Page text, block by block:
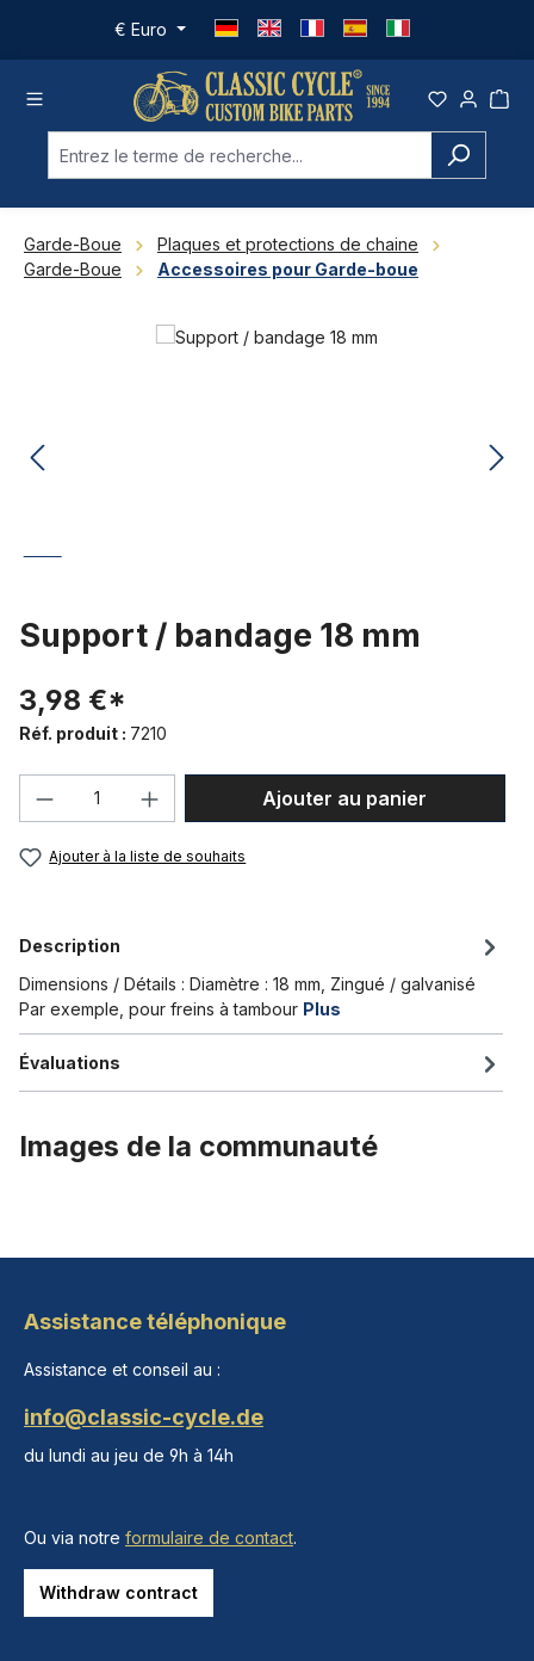
Passer au contenu principal
€ Euro
Garde-Boue
Plaques et protections de chaine
Garde-Boue
Accessoires pour Garde-boue
Ignorer la galerie d'images
Support / bandage 18 mm
3,98 €*
Réf. produit : 7210
Quantité de produit : Entrez la
Ajouter au panier
Ajouter à la liste de souhaits
Description
Dimensions / Détails : Diamètre : 18 mm, Zingué / galvanisé
Par exemple, pour freins à tambour Plus
Évaluations
Images de la communauté
Assistance téléphonique
Assistance et conseil au :
info@classic-cycle.de
du lundi au jeu de 9h à 14h
Ou via notre formulaire de contact.
Withdraw contract